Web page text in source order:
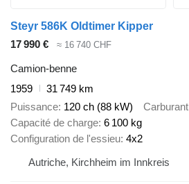
Steyr 586K Oldtimer Kipper
17 990 €
≈ 16 740 CHF
Camion-benne
1959
31 749 km
Puissance 120 ch (88 kW) Carburant
Capacité de charge 6 100 kg
Configuration de l'essieu 4x2
Autriche, Kirchheim im Innkreis